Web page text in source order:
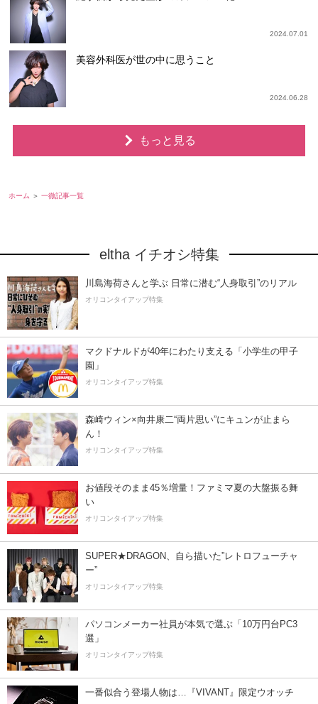
2024.07.01
美容外科医が世の中に思うこと
2024.06.28
もっと見る
ホーム 一徹記事一覧
eltha イチオシ特集
川島海荷さんと学ぶ 日常に潜む“人身取引”のリアル
オリコンタイアップ特集
マクドナルドが40年にわたり支える「小学生の甲子
園」
オリコンタイアップ特集
森崎ウィン×向井康二“両片思い”にキュンが止まら
ん！
オリコンタイアップ特集
お値段そのまま45％増量！ファミマ夏の大盤振る舞
い
オリコンタイアップ特集
SUPER★DRAGON、自ら描いた”レトロフューチャ
ー”
オリコンタイアップ特集
パソコンメーカー社員が本気で選ぶ「10万円台PC3
選」
オリコンタイアップ特集
一番似合う登場人物は…『VIVANT』限定ウオッチ